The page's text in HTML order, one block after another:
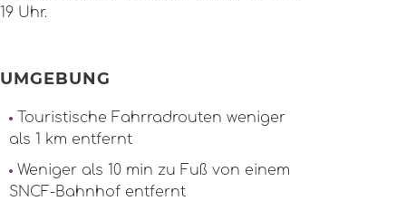
19 Uhr.
UMGEBUNG
Touristische Fahrradrouten weniger
als 1 km entfernt
Weniger als 10 min zu Fuß von einem
SNCF-Bahnhof entfernt